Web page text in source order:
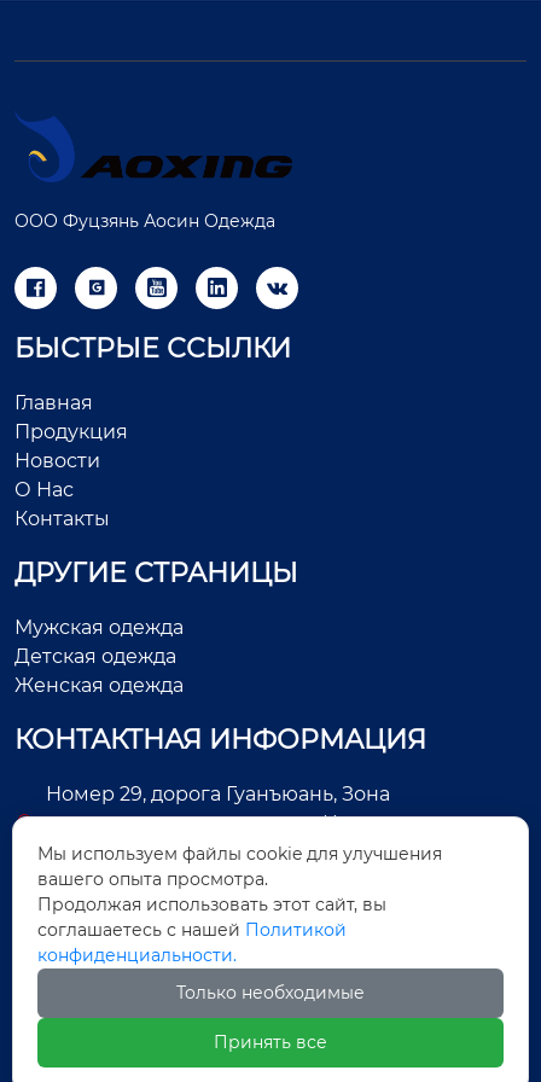
ООО Фуцзянь Аосин Одежда
    
БЫСТРЫЕ ССЫЛКИ
Главная
Продукция
Новости
О Нас
Контакты
ДРУГИЕ СТРАНИЦЫ
Мужская одежда
Детская одежда
Женская одежда
КОНТАКТНАЯ ИНФОРМАЦИЯ
Номер 29, дорога Гуанъюань, Зона
экономического развития, Цзиньцзян, город
Цюаньчжоу, провинция Фуцзянь, Китай
+86-13505025552
Legas@aoxing.com.cn
+8613505025552
Мы используем файлы cookie для улучшения
вашего опыта просмотра.
Продолжая использовать этот сайт, вы
соглашаетесь с нашей Политикой
конфиденциальности.
Только необходимые
Принять все